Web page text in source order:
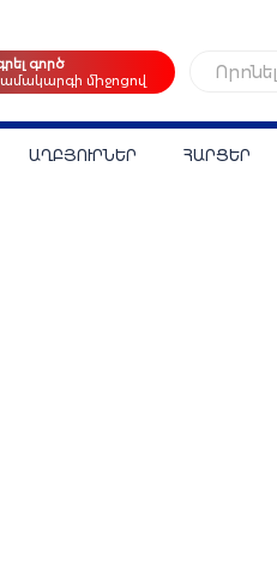
գործ
միջոցով
Որոնել
ԱՂԲՅՈՒՐՆԵՐ ՀԱՐՑԵՐ